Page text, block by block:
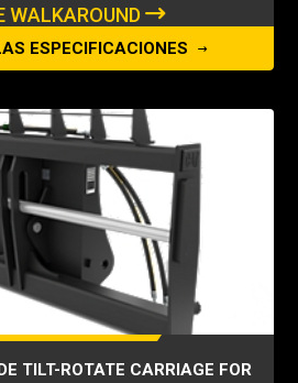
WALKAROUND
ESPECIFICACIONES
TILT-ROTATE CARRIAGE FOR